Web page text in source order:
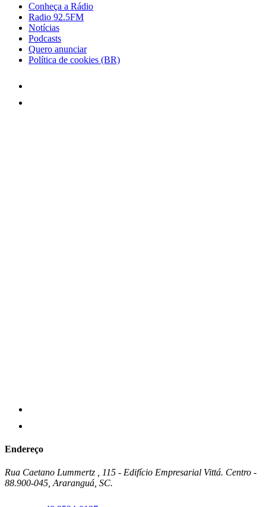
Conheça a Rádio
Radio 92.5FM
Notícias
Podcasts
Quero anunciar
Política de cookies (BR)
Endereço
Rua Caetano Lummertz , 115 - Edifício Empresarial Vittá. Centro -
88.900-045, Araranguá, SC.